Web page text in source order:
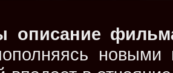
описание
новыми